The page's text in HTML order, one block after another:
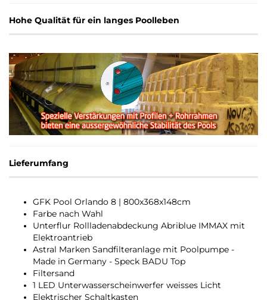
Hohe Qualität für ein langes Poolleben
Lieferumfang
GFK Pool Orlando 8 | 800x368x148cm
Farbe nach Wahl
Unterflur Rollladenabdeckung Abriblue IMMAX mit
Elektroantrieb
Astral Marken Sandfilteranlage mit Poolpumpe -
Made in Germany - Speck BADU Top
Filtersand
1 LED Unterwasserscheinwerfer weisses Licht
Elektrischer Schaltkasten